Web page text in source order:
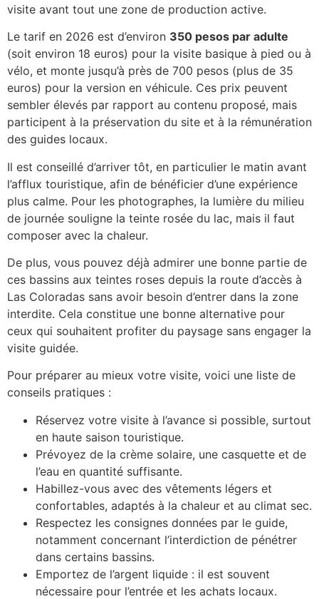
visite avant tout une zone de production active.
Le tarif en 2026 est d’environ 350 pesos par adulte
(soit environ 18 euros) pour la visite basique à pied ou à
vélo, et monte jusqu’à près de 700 pesos (plus de 35
euros) pour la version en véhicule. Ces prix peuvent
sembler élevés par rapport au contenu proposé, mais
participent à la préservation du site et à la rémunération
des guides locaux.
Il est conseillé d’arriver tôt, en particulier le matin avant
l’afflux touristique, afin de bénéficier d’une expérience
plus calme. Pour les photographes, la lumière du milieu
de journée souligne la teinte rosée du lac, mais il faut
composer avec la chaleur.
De plus, vous pouvez déjà admirer une bonne partie de
ces bassins aux teintes roses depuis la route d’accès à
Las Coloradas sans avoir besoin d’entrer dans la zone
interdite. Cela constitue une bonne alternative pour
ceux qui souhaitent profiter du paysage sans engager la
visite guidée.
Pour préparer au mieux votre visite, voici une liste de
conseils pratiques :
Réservez votre visite à l’avance si possible, surtout
en haute saison touristique.
Prévoyez de la crème solaire, une casquette et de
l’eau en quantité suffisante.
Habillez-vous avec des vêtements légers et
confortables, adaptés à la chaleur et au climat sec.
Respectez les consignes données par le guide,
notamment concernant l’interdiction de pénétrer
dans certains bassins.
Emportez de l’argent liquide : il est souvent
nécessaire pour l’entrée et les achats locaux.